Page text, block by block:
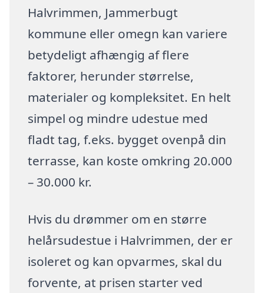
Halvrimmen, Jammerbugt
kommune eller omegn kan variere
betydeligt afhængig af flere
faktorer, herunder størrelse,
materialer og kompleksitet. En helt
simpel og mindre udestue med
fladt tag, f.eks. bygget ovenpå din
terrasse, kan koste omkring 20.000
– 30.000 kr.
Hvis du drømmer om en større
helårsudestue i Halvrimmen, der er
isoleret og kan opvarmes, skal du
forvente, at prisen starter ved